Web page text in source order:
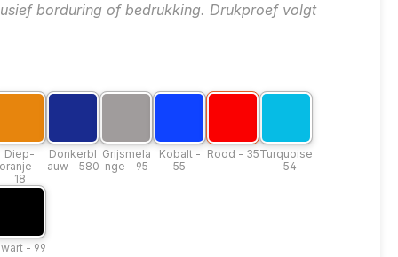
borduring of bedrukking. Drukproef volgt
Appelgroen - 605
Diep-oranje - 18
Diep-
oranje -
18
Kleuroptie: Donkerblauw - 580
Donkerbl
auw - 580
Kleuroptie: Grijsmelange - 95
Grijsmela
nge - 95
Kleuroptie: Kobalt - 55
Kobalt -
55
Kleuroptie: Rood - 35
Rood - 35
Kleuroptie:
Turquoise
- 54
Wit - 00 Zwart - 99
- 99